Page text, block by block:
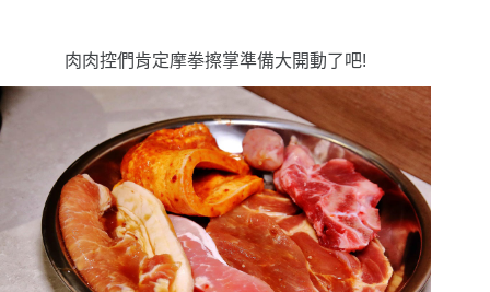
肉肉控們肯定摩拳擦掌準備大開動了吧!